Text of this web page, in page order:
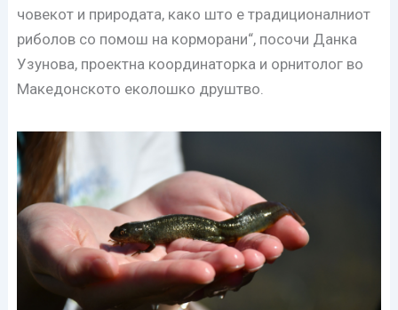
човекот и природата, како што е традиционалниот
риболов со помош на корморани“, посочи Данка
Узунова, проектна координаторка и орнитолог во
Македонското еколошко друштво.